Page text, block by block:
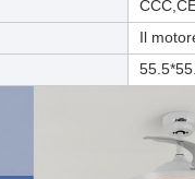
Il